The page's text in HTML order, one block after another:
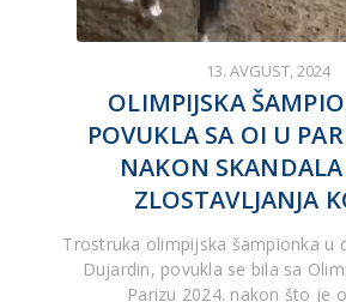
13. AVGUST, 2024
OLIMPIJSKA
POVUKLA SA OI U
NAKON
ZLOSTAVLJANJA
Trostruka olimpijska šampionka u
Dujardin, povukla se bila sa
Parizu 2024. nakon što je